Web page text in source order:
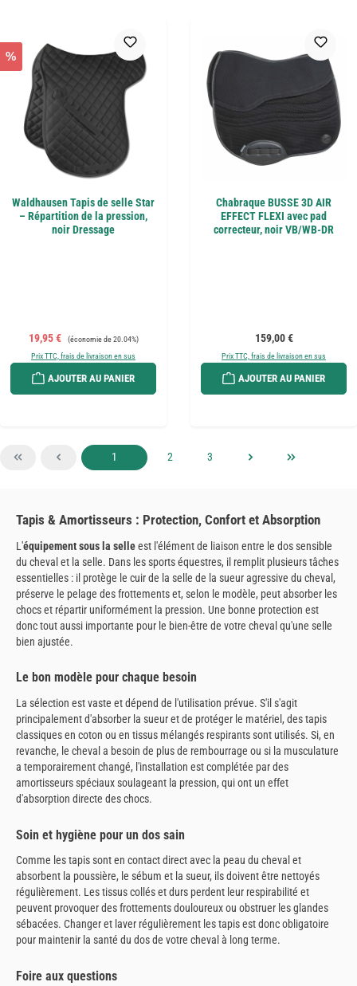
%
Waldhausen Tapis de selle Star
– Répartition de la pression,
noir Dressage
Prix de vente :
19,95 € Prix régulier :
(économie de 20.04%)
Prix TTC, frais de livraison en sus
AJOUTER AU PANIER
Chabraque BUSSE 3D AIR
EFFECT FLEXI avec pad
correcteur, noir VB/WB-DR
Prix régulier :
159,00 €
Prix TTC, frais de livraison en sus
AJOUTER AU PANIER
Page
1 Page
2 Page
3
Tapis & Amortisseurs : Protection, Confort et Absorption
L'équipement sous la selleest l'élément de liaison entre le dos sensible
du cheval et la selle. Dans les sports équestres, il remplit plusieurs tâches
essentielles : il protège le cuir de la selle de la sueur agressive du cheval,
préserve le pelage des frottements et, selon le modèle, peut absorber les
chocs et répartir uniformément la pression. Une bonne protection est
donc tout aussi importante pour le bien-être de votre cheval qu'une selle
bien ajustée.
Le bon modèle pour chaque besoin
La sélection est vaste et dépend de l'utilisation prévue. S'il s'agit
principalement d'absorber la sueur et de protéger le matériel, des tapis
classiques en coton ou en tissus mélangés respirants sont utilisés. Si, en
revanche, le cheval a besoin de plus de rembourrage ou si la musculature
a temporairement changé, l'installation est complétée par des
amortisseurs spéciaux soulageant la pression, qui ont un effet
d'absorption directe des chocs.
Soin et hygiène pour un dos sain
Comme les tapis sont en contact direct avec la peau du cheval et
absorbent la poussière, le sébum et la sueur, ils doivent être nettoyés
régulièrement. Les tissus collés et durs perdent leur respirabilité et
peuvent provoquer des frottements douloureux ou obstruer les glandes
sébacées. Changer et laver régulièrement les tapis est donc obligatoire
pour maintenir la santé du dos de votre cheval à long terme.
Foire aux questions